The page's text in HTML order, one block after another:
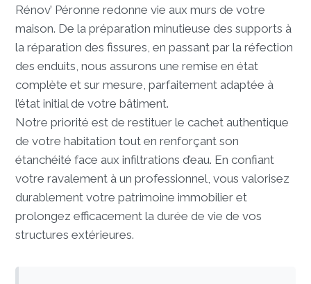
Rénov’ Péronne redonne vie aux murs de votre
maison. De la préparation minutieuse des supports à
la réparation des fissures, en passant par la réfection
des enduits, nous assurons une remise en état
complète et sur mesure, parfaitement adaptée à
l’état initial de votre bâtiment.
Notre priorité est de restituer le cachet authentique
de votre habitation tout en renforçant son
étanchéité face aux infiltrations d’eau. En confiant
votre ravalement à un professionnel, vous valorisez
durablement votre patrimoine immobilier et
prolongez efficacement la durée de vie de vos
structures extérieures.